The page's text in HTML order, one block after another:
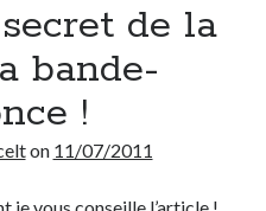
de la
bande-
!
on 11/07/2011